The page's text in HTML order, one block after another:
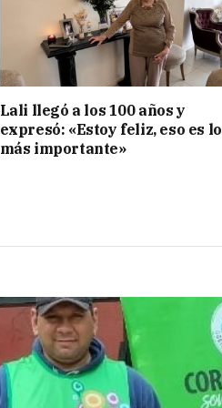
Lali llegó a los 100 años y
expresó: «Estoy feliz, eso es lo
más importante»